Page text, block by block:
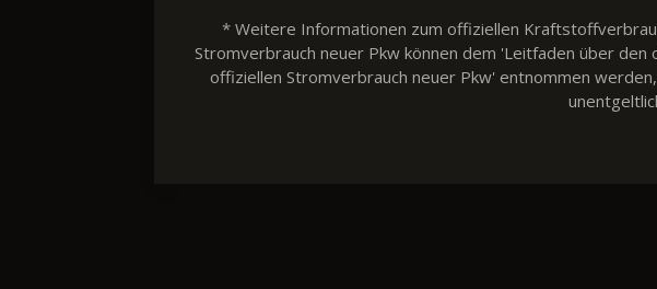
* Weitere Informationen zum offiziellen
Stromverbrauch neuer Pkw können dem 'Leitfaden über
offiziellen Stromverbrauch neuer Pkw' entnommen